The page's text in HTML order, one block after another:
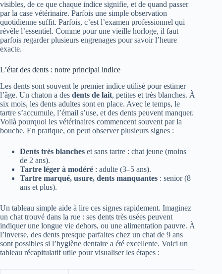
visibles, de ce que chaque indice signifie, et de quand passer
par la case vétérinaire. Parfois une simple observation
quotidienne suffit. Parfois, c’est l’examen professionnel qui
révèle l’essentiel. Comme pour une vieille horloge, il faut
parfois regarder plusieurs engrenages pour savoir l’heure
exacte.
L’état des dents : notre principal indice
Les dents sont souvent le premier indice utilisé pour estimer
l’âge. Un chaton a des dents de lait, petites et très blanches. À
six mois, les dents adultes sont en place. Avec le temps, le
tartre s’accumule, l’émail s’use, et des dents peuvent manquer.
Voilà pourquoi les vétérinaires commencent souvent par la
bouche. En pratique, on peut observer plusieurs signes :
Dents très blanches et sans tartre : chat jeune (moins
de 2 ans).
Tartre léger à modéré : adulte (3–5 ans).
Tartre marqué, usure, dents manquantes : senior (8
ans et plus).
Un tableau simple aide à lire ces signes rapidement. Imaginez
un chat trouvé dans la rue : ses dents très usées peuvent
indiquer une longue vie dehors, ou une alimentation pauvre. À
l’inverse, des dents presque parfaites chez un chat de 9 ans
sont possibles si l’hygiène dentaire a été excellente. Voici un
tableau récapitulatif utile pour visualiser les étapes :